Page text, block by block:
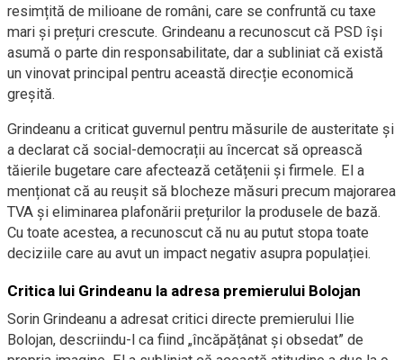
resimțită de milioane de români, care se confruntă cu taxe
mari și prețuri crescute. Grindeanu a recunoscut că PSD își
asumă o parte din responsabilitate, dar a subliniat că există
un vinovat principal pentru această direcție economică
greșită.
Grindeanu a criticat guvernul pentru măsurile de austeritate și
a declarat că social-democrații au încercat să oprească
tăierile bugetare care afectează cetățenii și firmele. El a
menționat că au reușit să blocheze măsuri precum majorarea
TVA și eliminarea plafonării prețurilor la produsele de bază.
Cu toate acestea, a recunoscut că nu au putut stopa toate
deciziile care au avut un impact negativ asupra populației.
Critica lui Grindeanu la adresa premierului Bolojan
Sorin Grindeanu a adresat critici directe premierului Ilie
Bolojan, descriindu-l ca fiind „încăpățânat și obsedat” de